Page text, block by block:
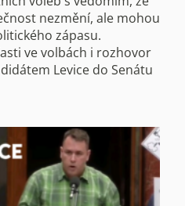
nezmění, ale mohou
zápasu.
ve volbách i rozhovor
Levice do Senátu